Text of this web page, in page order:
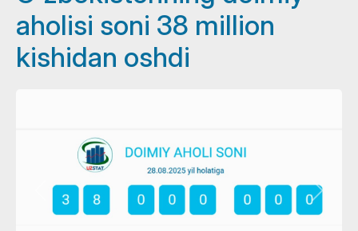
aholisi soni 38 million
kishidan oshdi